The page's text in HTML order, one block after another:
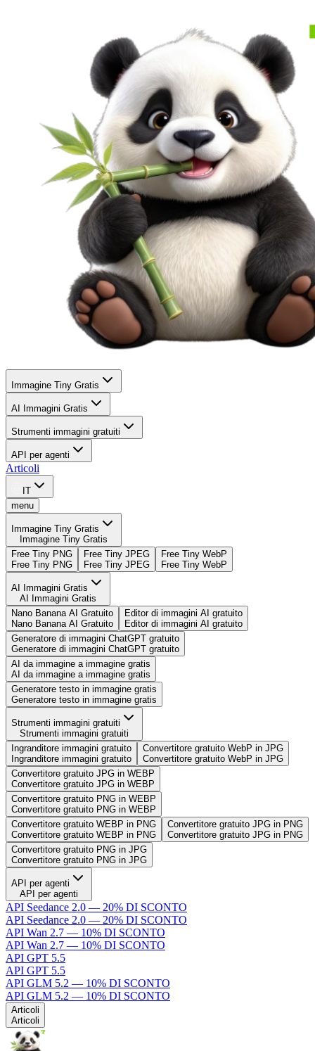
Immagine Tiny Gratis
AI Immagini Gratis
Strumenti immagini gratuiti
API per agenti
Articoli
IT
menu
Immagine Tiny Gratis
Immagine Tiny Gratis
Free Tiny PNG
Free Tiny PNG
Free Tiny JPEG
Free Tiny JPEG
Free Tiny WebP
Free Tiny WebP
AI Immagini Gratis
AI Immagini Gratis
Nano Banana AI Gratuito
Nano Banana AI Gratuito
Editor di immagini AI gratuito
Editor di immagini AI gratuito
Generatore di immagini ChatGPT gratuito
Generatore di immagini ChatGPT gratuito
AI da immagine a immagine gratis
AI da immagine a immagine gratis
Generatore testo in immagine gratis
Generatore testo in immagine gratis
Strumenti immagini gratuiti
Strumenti immagini gratuiti
Ingranditore immagini gratuito
Ingranditore immagini gratuito
Convertitore gratuito WebP in JPG
Convertitore gratuito WebP in JPG
Convertitore gratuito JPG in WEBP
Convertitore gratuito JPG in WEBP
Convertitore gratuito PNG in WEBP
Convertitore gratuito PNG in WEBP
Convertitore gratuito WEBP in PNG
Convertitore gratuito WEBP in PNG
Convertitore gratuito JPG in PNG
Convertitore gratuito JPG in PNG
Convertitore gratuito PNG in JPG
Convertitore gratuito PNG in JPG
API per agenti
API per agenti
API Seedance 2.0 — 20% DI SCONTO
API Seedance 2.0 — 20% DI SCONTO
API Wan 2.7 — 10% DI SCONTO
API Wan 2.7 — 10% DI SCONTO
API GPT 5.5
API GPT 5.5
API GLM 5.2 — 10% DI SCONTO
API GLM 5.2 — 10% DI SCONTO
Articoli
Articoli